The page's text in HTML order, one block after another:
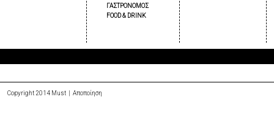
ΓΑΣΤΡΟΝΟΜΟΣ
FOOD & DRINK
Copyright 2014 Must | Αποποίηση